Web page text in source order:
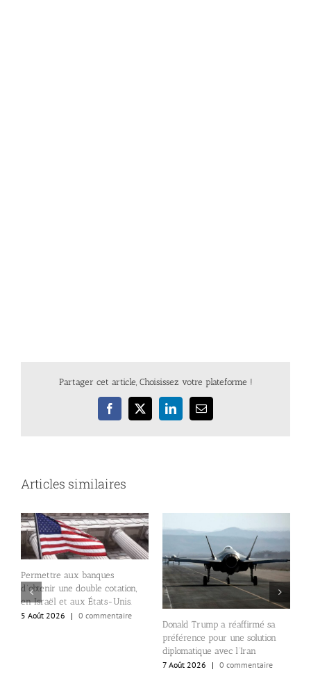
Partager cet article, Choisissez votre plateforme !
Facebook
X LinkedInEmail
Articles similaires
Permettre aux banques
d’obtenir une double cotation,
en Israël et aux États-Unis.
5 Août 2026
| 0 commentaire
Donald Trump a réaffirmé sa
préférence pour une solution
diplomatique avec l’Iran
7 Août 2026
| 0 commentaire